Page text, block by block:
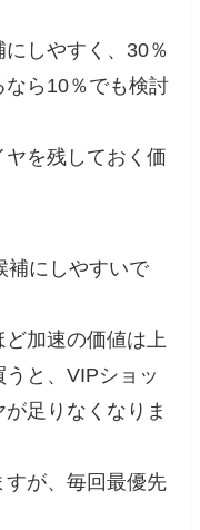
しやすく、30％
なら10％でも検討
ヤを残しておく価
補にしやすいで
加速の価値は上
と、VIPショッ
足りなくなりま
が、毎回最優先